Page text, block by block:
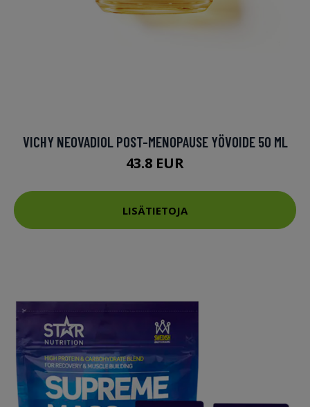
VICHY NEOVADIOL POST-MENOPAUSE YÖVOIDE 50 ML
43.8 EUR
LISÄTIETOJA